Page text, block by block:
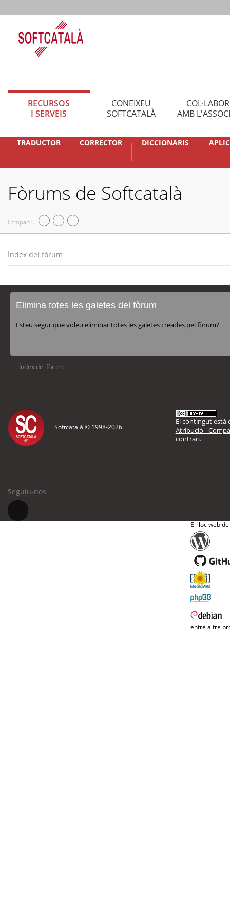
RECURSOS
I SERVEIS
CONEIXEU
SOFTCATALÀ
AMB
TRADUCTOR CORRECTOR DICCIONARIS
Fòrums de Softcatalà
Compartiu
Índex del fòrum
Elimina totes les galetes del fòrum
Esteu segur que voleu eliminar totes les galetes creades pel fòrum?
Índex del fòrum
Softcatalà © 1998-2026
El contingut està
Atribució -
contrari.
Seguiu-nos
El lloc web
entre altre